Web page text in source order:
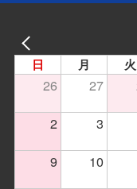
日 月 火
26 27
2
3
9
10